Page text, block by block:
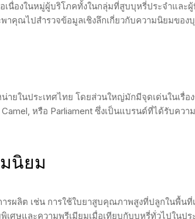
เนื่องในหมู่ผู้บริโภคทั้งในกลุ่มที่สูบบุหรี่ประจำและ
าคุณไปสำรวจข้อมูลเชิงลึกเกี่ยวกับความนิยมขอ
ายในประเทศไทย โดยส่วนใหญ่มักมีจุดเด่นในเรื่
หรือ Parliament ซึ่งเป็นแบรนด์ที่ได้รับคว
นิยม
รผลิต เช่น การใช้ใบยาสูบคุณภาพสูงที่ปลูกในพื้น
ศษและความพรีเมียมเมื่อเทียบกับบุหรี่ทั่วไปในปร